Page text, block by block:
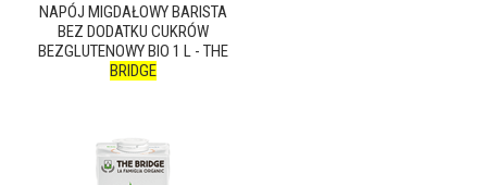
NAPÓJ MIGDAŁOWY BARISTA
BEZ DODATKU CUKRÓW
BEZGLUTENOWY BIO 1 L - THE
BRIDGE